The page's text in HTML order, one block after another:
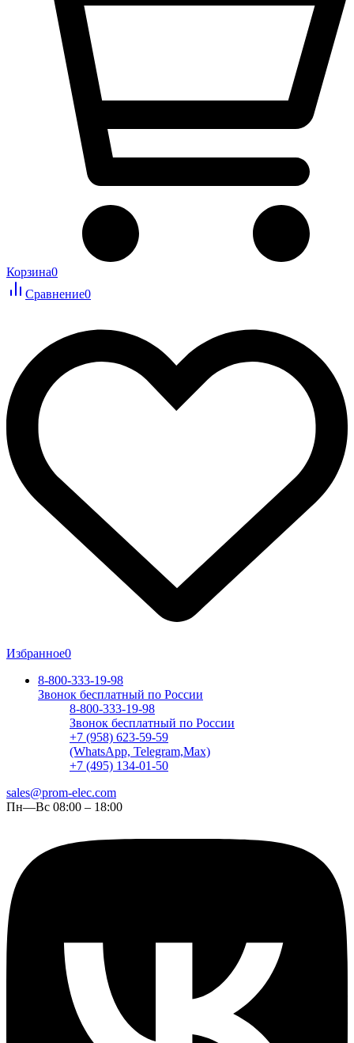
Корзина0
Сравнение0
Избранное0
8-800-333-19-98
Звонок бесплатный по России
8-800-333-19-98
Звонок бесплатный по России
+7 (958) 623-59-59
(WhatsApp, Telegram,Max)
+7 (495) 134-01-50
sales@prom-elec.com
Пн—Вс 08:00 – 18:00